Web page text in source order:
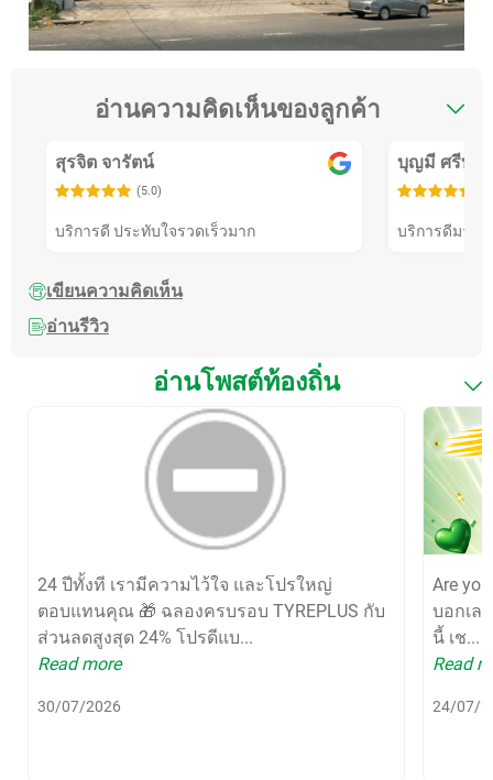
อ่านความคิดเห็นของลูกค้า
สุรจิต จารัตน์
(5.0)
บริการดี ประทับใจรวดเร็วมาก
บุญมี ศรีบุษเ
บริการดีมาก
เขียนความคิดเห็น
อ่านรีวิว
อ่านโพสต์ท้องถิ่น
24 ปีทั้งที เรามีความไว้ใจ และโปรใหญ่
ตอบแทนคุณ 🎁 ฉลองครบรอบ TYREPLUS กับ
ส่วนลดสูงสุด 24% โปรดีแบ...
Read more
30/07/2026
Are
บอกเล
นี้ เช...
Read
24/07/